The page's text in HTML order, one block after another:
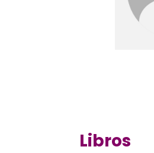
Libros